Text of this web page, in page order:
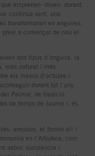
emprenen -diuen- durant
continua sent, una
transformaran en anguiles,
previ a començar de nou el
dos tipus d’anguila, la
més natural i més
els mesos d’octubre i
durant tot l’any.
Palmar, de tradició
de temps de Jaume I, és
arrossos, el famós all i
en l’Albufera, com
sabor, suculència i